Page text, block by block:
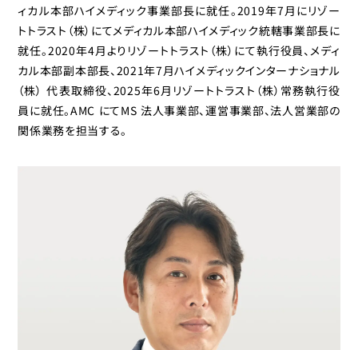
ィカル本部ハイメディック事業部長に就任。2019年7月にリゾー
トトラスト（株）にてメディカル本部ハイメディック統轄事業部長に
就任。2020年4月よりリゾートトラスト（株）にて執行役員、メディ
カル本部副本部長、2021年7月ハイメディックインターナショナル
（株） 代表取締役、2025年6月リゾートトラスト（株）常務執行役
員に就任。AMC にてMS 法人事業部、運営事業部、法人営業部の
関係業務を担当する。